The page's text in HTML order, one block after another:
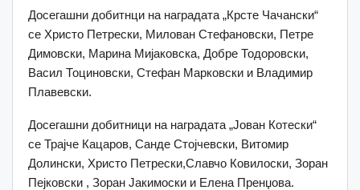
Досегашни добитнци на наградата „Крсте Чачански“
се Христо Петрески, Милован Стефановски, Петре
Димовски, Марина Мијаковска, Добре Тодоровски,
Васил Тоциновски, Стефан Mарковски и Владимир
Плавевски.
Досегашни добитници на наградата „Јован Котески“
се Трајче Кацаров, Санде Стојчевски, Витомир
Долински, Христо Петрески,Славчо Ковилоски, Зоран
Пејковски , Зоран Јакимоски и Елена Пренџова.